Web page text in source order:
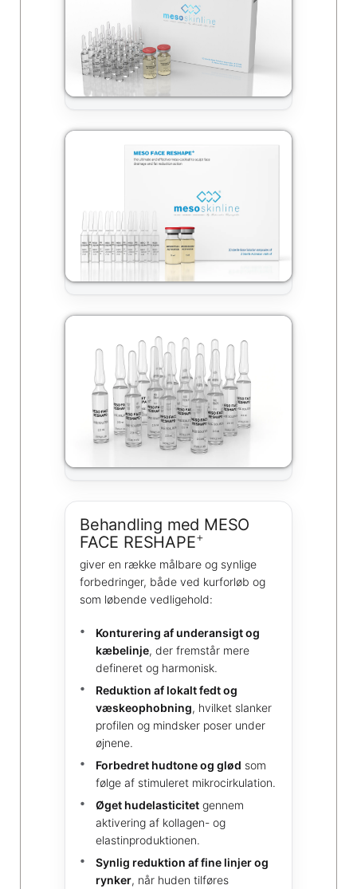
Behandling med MESO
FACE RESHAPE+
giver en række målbare og synlige
forbedringer, både ved kurforløb og
som løbende vedligehold:
Konturering af underansigt og
kæbelinje, der fremstår mere
defineret og harmonisk.
Reduktion af lokalt fedt og
væskeophobning, hvilket slanker
profilen og mindsker poser under
øjnene.
Forbedret hudtone og glød som
følge af stimuleret mikrocirkulation.
Øget hudelasticitet gennem
aktivering af kollagen- og
elastinproduktionen.
Synlig reduktion af fine linjer og
rynker, når huden tilføres